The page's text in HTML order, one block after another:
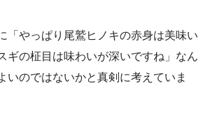
「やっぱり尾鷲ヒノキの赤身は美味い
ギの柾目は味わいが深いですね」なん
いのではないかと真剣に考えていま